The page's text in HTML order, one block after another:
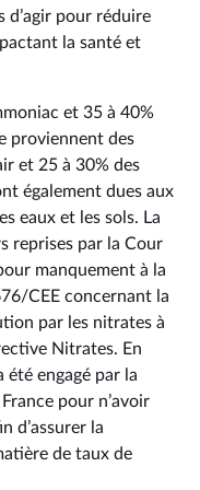
d’agir pour réduire
la santé et
et 35 à 40%
proviennent des
et 25 à 30% des
également dues aux
eaux et les sols. La
reprises par la Cour
manquement à la
CEE concernant la
par les nitrates à
Nitrates. En
engagé par la
pour n’avoir
d’assurer la
de taux de